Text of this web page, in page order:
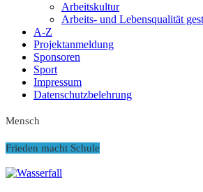
Arbeitskultur
Arbeits- und Lebensqualität
A-Z
Projektanmeldung
Sponsoren
Sport
Impressum
Datenschutzbelehrung
Mensch
Frieden macht Schule